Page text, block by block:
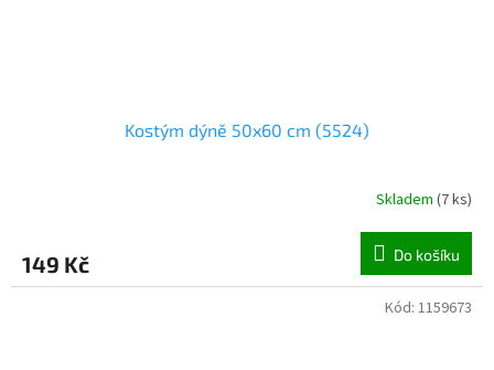
Kostým dýně 50x60 cm (5524)
Skladem (7 ks)
149 Kč Do košíku
Kód: 1159673